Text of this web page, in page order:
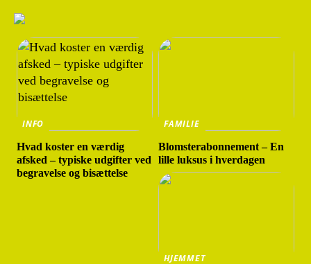
INFO
Hvad koster en værdig
afsked – typiske udgifter ved
begravelse og bisættelse
FAMILIE
Blomsterabonnement – En
lille luksus i hverdagen
HJEMMET